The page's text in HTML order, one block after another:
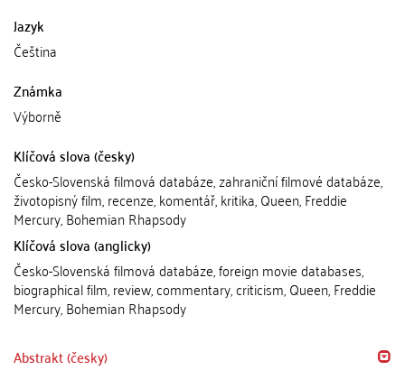
Jazyk
Čeština
Známka
Výborně
Klíčová slova (česky)
Česko-Slovenská filmová databáze, zahraniční filmové databáze,
životopisný film, recenze, komentář, kritika, Queen, Freddie
Mercury, Bohemian Rhapsody
Klíčová slova (anglicky)
Česko-Slovenská filmová databáze, foreign movie databases,
biographical film, review, commentary, criticism, Queen, Freddie
Mercury, Bohemian Rhapsody
Abstrakt (česky)